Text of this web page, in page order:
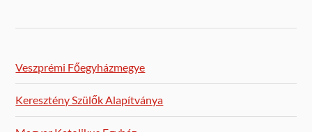
Veszprémi Főegyházmegye
Keresztény Szülők Alapítványa